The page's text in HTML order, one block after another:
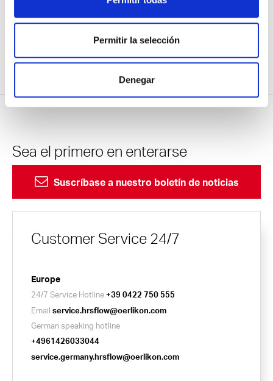
comportamiento de los visitantes del sitio web para
comprender mejor sus intereses y optimizar nuestro sitio
haciendo clic en el enlace correspondiente de la
Permitir la selección
Denegar
HOME Soluciones Futuras tendencias
Sea el primero en enterarse
Suscríbase a nuestro boletín de noticias
Customer Service 24/7
Europe
24/7 Service Hotline+39 0422 750 555
Email service.hrsflow@oerlikon.com
German speaking hotline
+4961426033044
service.germany.hrsflow@oerlikon.com